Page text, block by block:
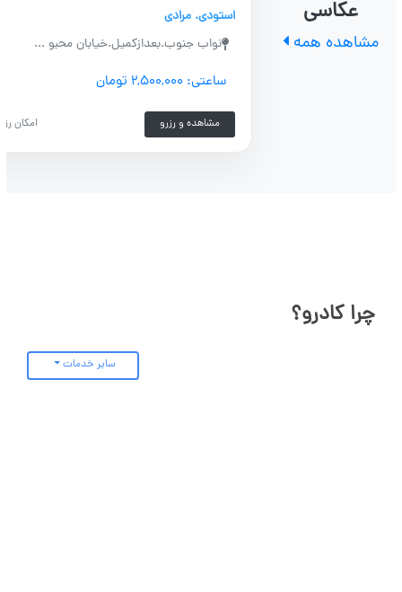
عکاسی
مشاهده همه
استودی. مرادی
نواب جنوب.بعدازکمیل.خیابان محبو ...
ساعتی: ۲,۵۰۰,۰۰۰ تومان
مشاهده و رزرو امکان
چرا کادرو؟
سایر خدمات